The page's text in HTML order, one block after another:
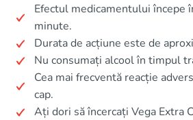
Efectul medicamentului începe
minute.
Durata de acțiune este de
Nu consumați alcool în timpul
Cea mai frecventă reacție
cap.
Ați dori să încercați Vega Extra